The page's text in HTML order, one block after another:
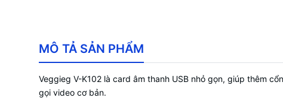
MÔ TẢ SẢN PHẨM
Veggieg V-K102 là card âm thanh USB nhỏ gọn, giúp thêm
gọi video cơ bản.